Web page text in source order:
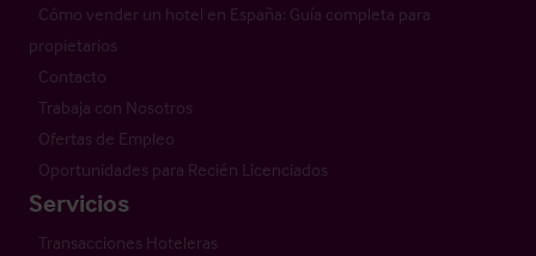
Cómo vender un hotel en España: Guía completa para
propietarios
Contacto
Trabaja con Nosotros
Ofertas de Empleo
Oportunidades para Recién Licenciados
Servicios
Transacciones Hoteleras